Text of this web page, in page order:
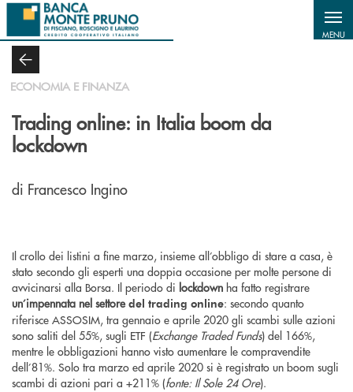
Salta al contenuto principale
MENU
ECONOMIA E FINANZA
Trading online: in Italia boom da
lockdown
di Francesco Ingino
Il crollo dei listini a fine marzo, insieme all’obbligo di stare a casa, è
stato secondo gli esperti una doppia occasione per molte persone di
avvicinarsi alla Borsa. Il periodo di lockdown ha fatto registrare
un’impennata nel settoredel trading online: secondo quanto
riferisce ASSOSIM, tra gennaio e aprile 2020 gli scambi sulle azioni
sono saliti del 55%, sugli ETF (Exchange Traded Funds) del 166%,
mentre le obbligazioni hanno visto aumentare le compravendite
dell’81%. Solo tra marzo ed aprile 2020 si è registrato un boom sugli
scambi di azioni pari a +211% (fonte: Il Sole 24 Ore).